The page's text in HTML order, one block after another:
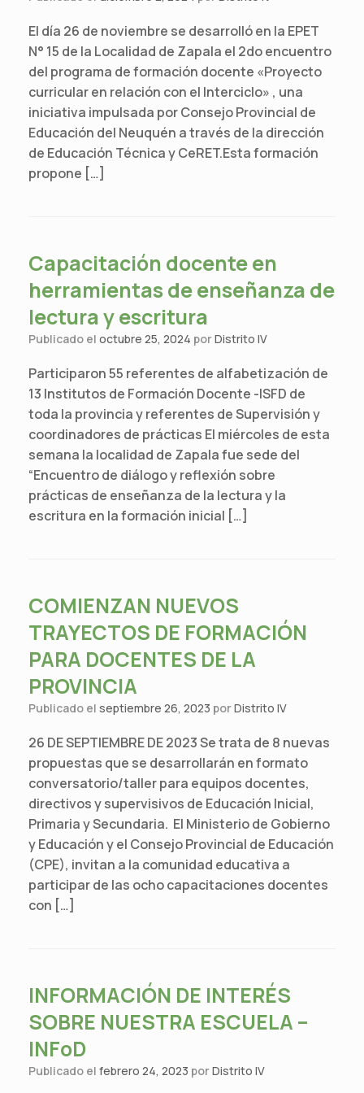
El día 26 de noviembre se desarrolló en la EPET
N° 15 de la Localidad de Zapala el 2do encuentro
del programa de formación docente «Proyecto
curricular en relación con el Interciclo» , una
iniciativa impulsada por Consejo Provincial de
Educación del Neuquén a través de la dirección
de Educación Técnica y CeRET.Esta formación
propone […]
Capacitación docente en
herramientas de enseñanza de
lectura y escritura
Publicado el octubre 25, 2024 porDistrito IV
Participaron 55 referentes de alfabetización de
13 Institutos de Formación Docente -ISFD de
toda la provincia y referentes de Supervisión y
coordinadores de prácticas El miércoles de esta
semana la localidad de Zapala fue sede del
“Encuentro de diálogo y reflexión sobre
prácticas de enseñanza de la lectura y la
escritura en la formación inicial […]
COMIENZAN NUEVOS
TRAYECTOS DE FORMACIÓN
PARA DOCENTES DE LA
PROVINCIA
Publicado el septiembre 26, 2023 porDistrito IV
26 DE SEPTIEMBRE DE 2023 Se trata de 8 nuevas
propuestas que se desarrollarán en formato
conversatorio/taller para equipos docentes,
directivos y supervisivos de Educación Inicial,
Primaria y Secundaria. El Ministerio de Gobierno
y Educación y el Consejo Provincial de Educación
(CPE), invitan a la comunidad educativa a
participar de las ocho capacitaciones docentes
con […]
INFORMACIÓN DE INTERÉS
SOBRE NUESTRA ESCUELA –
INFoD
Publicado el febrero 24, 2023 porDistrito IV